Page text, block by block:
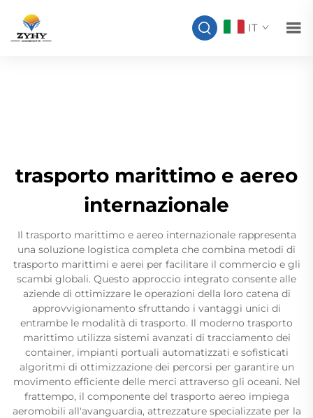
IT
trasporto marittimo e aereo
internazionale
Il trasporto marittimo e aereo internazionale rappresenta
una soluzione logistica completa che combina metodi di
trasporto marittimi e aerei per facilitare il commercio e gli
scambi globali. Questo approccio integrato consente alle
aziende di ottimizzare le operazioni della loro catena di
approvvigionamento sfruttando i vantaggi unici di
entrambe le modalità di trasporto. Il moderno trasporto
marittimo utilizza sistemi avanzati di tracciamento dei
container, impianti portuali automatizzati e sofisticati
algoritmi di ottimizzazione dei percorsi per garantire un
movimento efficiente delle merci attraverso gli oceani. Nel
frattempo, il componente del trasporto aereo impiega
aeromobili all'avanguardia, attrezzature specializzate per la